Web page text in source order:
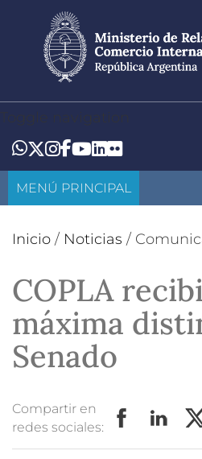
contenido
principal
Toggle navigation
Whatsapp
Twitter
Instagram
Facebook
YouTube
LinkedIn
Flickr
MENÚ PRINCIPAL
Inicio / Noticias /
COPLA
máxima
Senado
Compartir en
redes sociales: